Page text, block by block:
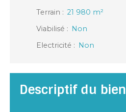
Terrain : 21 980 m²
Viabilisé : Non
Electricité : Non
Descriptif du bien